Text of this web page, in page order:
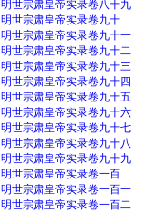
明世宗肃皇帝实录卷八十九
明世宗肃皇帝实录卷九十
明世宗肃皇帝实录卷九十一
明世宗肃皇帝实录卷九十二
明世宗肃皇帝实录卷九十三
明世宗肃皇帝实录卷九十四
明世宗肃皇帝实录卷九十五
明世宗肃皇帝实录卷九十六
明世宗肃皇帝实录卷九十七
明世宗肃皇帝实录卷九十八
明世宗肃皇帝实录卷九十九
明世宗肃皇帝实录卷一百
明世宗肃皇帝实录卷一百一
明世宗肃皇帝实录卷一百二